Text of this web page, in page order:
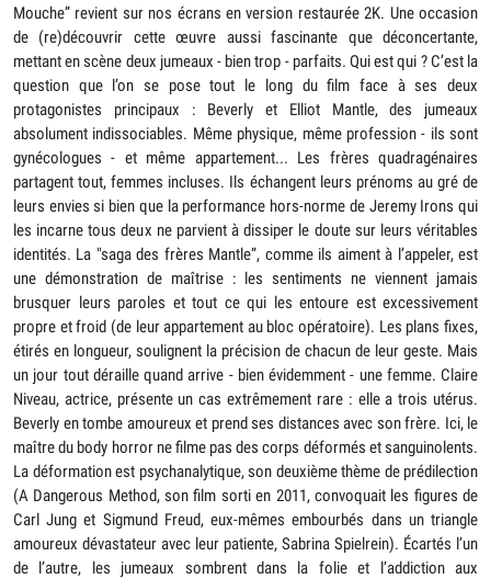
Mouche” revient sur nos écrans en version restaurée 2K. Une occasion
de (re)découvrir cette œuvre aussi fascinante que déconcertante,
mettant en scène deux jumeaux - bien trop - parfaits. Qui est qui ? C’est la
question que l’on se pose tout le long du film face à ses deux
protagonistes principaux : Beverly et Elliot Mantle, des jumeaux
absolument indissociables. Même physique, même profession - ils sont
gynécologues - et même appartement... Les frères quadragénaires
partagent tout, femmes incluses. Ils échangent leurs prénoms au gré de
leurs envies si bien que la performance hors-norme de Jeremy Irons qui
les incarne tous deux ne parvient à dissiper le doute sur leurs véritables
identités. La "saga des frères Mantle”, comme ils aiment à l’appeler, est
une démonstration de maîtrise : les sentiments ne viennent jamais
brusquer leurs paroles et tout ce qui les entoure est excessivement
propre et froid (de leur appartement au bloc opératoire). Les plans fixes,
étirés en longueur, soulignent la précision de chacun de leur geste. Mais
un jour tout déraille quand arrive - bien évidemment - une femme. Claire
Niveau, actrice, présente un cas extrêmement rare : elle a trois utérus.
Beverly en tombe amoureux et prend ses distances avec son frère. Ici, le
maître du body horror ne filme pas des corps déformés et sanguinolents.
La déformation est psychanalytique, son deuxième thème de prédilection
(A Dangerous Method, son film sorti en 2011, convoquait les figures de
Carl Jung et Sigmund Freud, eux-mêmes embourbés dans un triangle
amoureux dévastateur avec leur patiente, Sabrina Spielrein). Écartés l’un
de l’autre, les jumeaux sombrent dans la folie et l’addiction aux